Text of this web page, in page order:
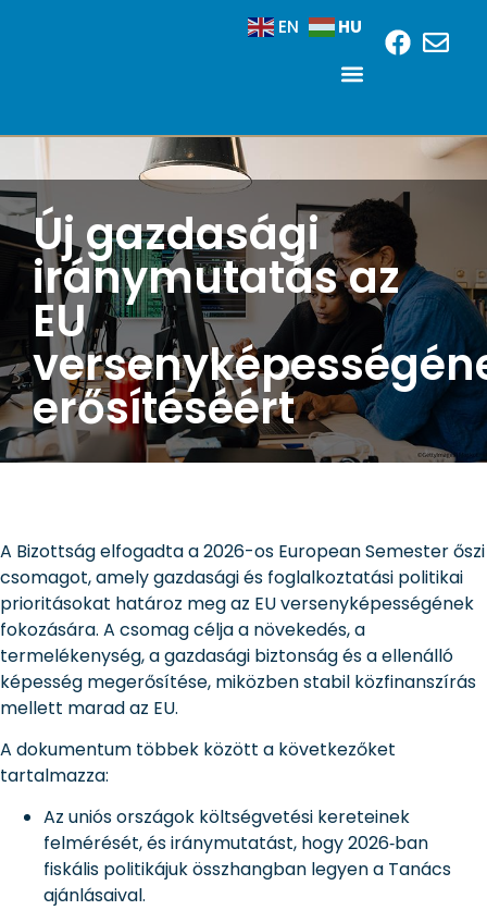
EN HU
Új gazdasági
iránymutatás az
EU
erősítéséért
A Bizottság elfogadta a 2026-os European Semester őszi
csomagot, amely gazdasági és foglalkoztatási politikai
prioritásokat határoz meg az EU versenyképességének
fokozására. A csomag célja a növekedés, a
termelékenység, a gazdasági biztonság és a ellenálló
képesség megerősítése, miközben stabil közfinanszírás
mellett marad az EU.
A dokumentum többek között a következőket
tartalmazza:
Az uniós országok költségvetési kereteinek
felmérését, és iránymutatást, hogy 2026‑ban
fiskális politikájuk összhangban legyen a Tanács
ajánlásaival.